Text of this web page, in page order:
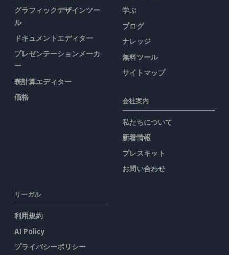
グラフィックデザインツー
ル
ドキュメントエディター
プレゼンテーションメーカ
ー
表計算エディター
価格
学ぶ
ブログ
ナレッジ
無料ツール
サイトマップ
会社案内
私たちについて
新着情報
プレスキット
お問い合わせ
リーガル
利用規約
AI Policy
プライバシーポリシー